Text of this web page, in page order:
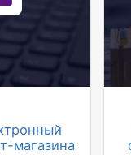
магазина